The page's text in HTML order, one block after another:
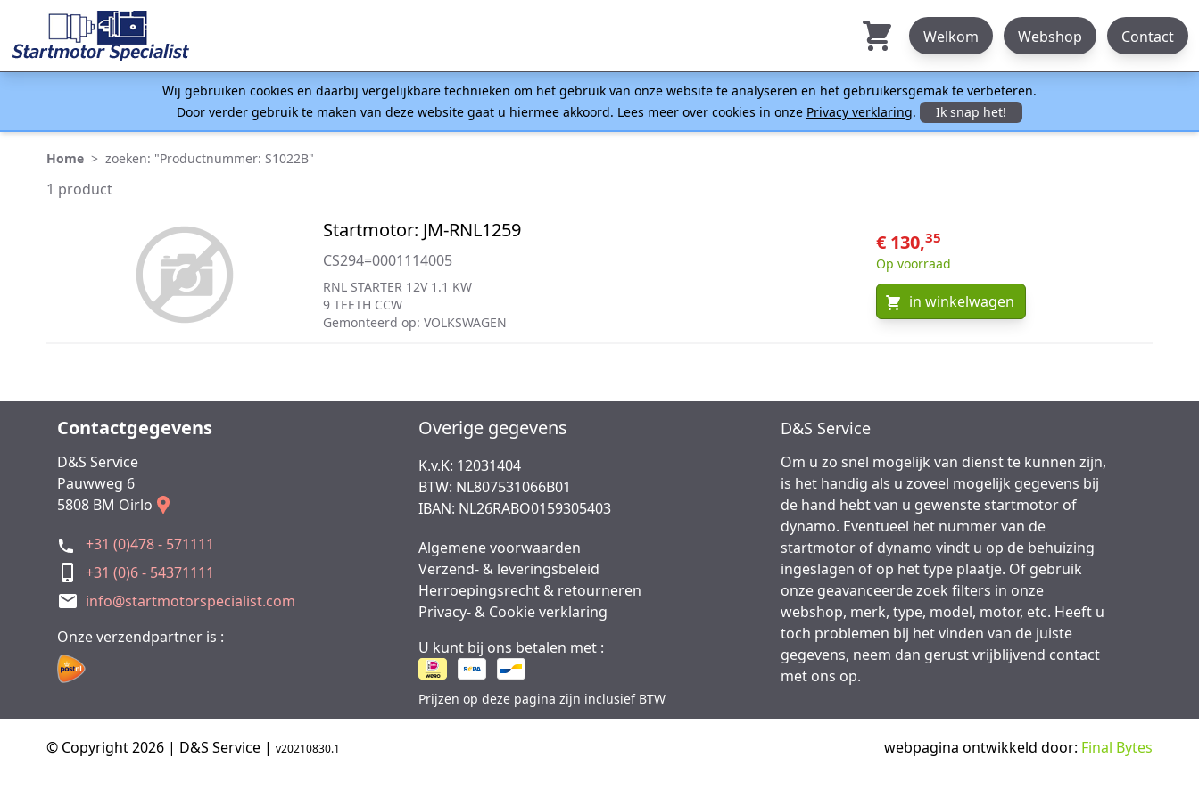
Welkom Webshop Contact
Wij gebruiken cookies en daarbij vergelijkbare technieken om het gebruik van onze website te analyseren en het gebruikersgemak te verbeteren.
Door verder gebruik te maken van deze website gaat u hiermee akkoord. Lees meer over cookies in onze Privacy verklaring. Ik snap het!
Home > zoeken: "Productnummer: S1022B"
1 product
Startmotor: JM-RNL1259
CS294=0001114005
RNL STARTER 12V 1.1 KW
9 TEETH CCW
Gemonteerd op: VOLKSWAGEN
€ 130,35
Op voorraad
in winkelwagen
Contactgegevens
D&S Service
Pauwweg 6
5808 BM Oirlo
+31 (0)478 - 571111
+31 (0)6 - 54371111
info@startmotorspecialist.com
Onze verzendpartner is :
Overige gegevens
K.v.K: 12031404
BTW: NL807531066B01
IBAN: NL26RABO0159305403
Algemene voorwaarden
Verzend- & leveringsbeleid
Herroepingsrecht & retourneren
Privacy- & Cookie verklaring
U kunt bij ons betalen met :
Prijzen op deze pagina zijn inclusief BTW
D&S Service
Om u zo snel mogelijk van dienst te kunnen zijn,
is het handig als u zoveel mogelijk gegevens bij
de hand hebt van u gewenste startmotor of
dynamo. Eventueel het nummer van de
startmotor of dynamo vindt u op de behuizing
ingeslagen of op het type plaatje. Of gebruik
onze geavanceerde zoek filters in onze
webshop, merk, type, model, motor, etc. Heeft u
toch problemen bij het vinden van de juiste
gegevens, neem dan gerust vrijblijvend contact
met ons op.
© Copyright 2026 | D&S Service | v20210830.1 webpagina ontwikkeld door: Final Bytes